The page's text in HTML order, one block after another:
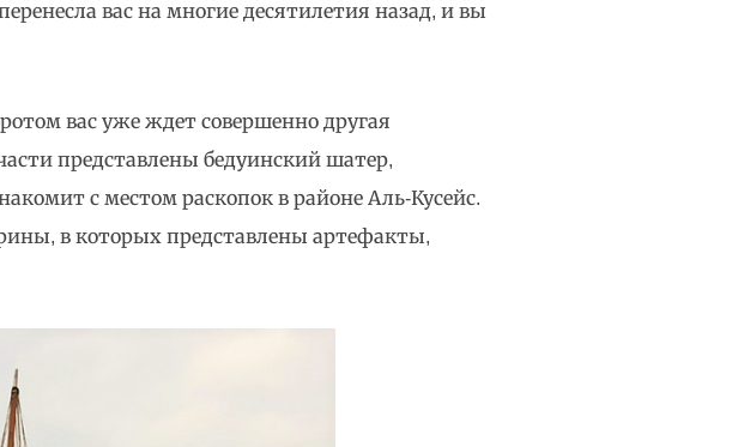
вас на многие десятилетия назад, и вы
вас уже ждет совершенно другая
представлены бедуинский шатер,
с местом раскопок в районе Аль-Кусейс.
в которых представлены артефакты,